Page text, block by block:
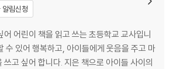
135
알림신청
어 어린이 책을 읽고 쓰는 초등학교 교사입니
수 있어 행복하고, 아이들에게 웃음을 주고 마
쓰고 싶어 합니다. 지은 책으로 아이들 사이의